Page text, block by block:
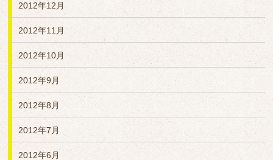
2012年12月
2012年11月
2012年10月
2012年9月
2012年8月
2012年7月
2012年6月